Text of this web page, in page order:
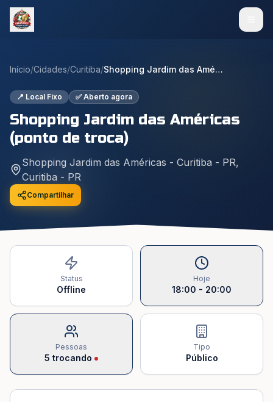
Início/Cidades/Curitiba/ Shopping Jardim das Américas (ponto de troca)
📍 Local Fixo ✅ Aberto agora
Shopping Jardim das Américas
(ponto de troca)
Shopping Jardim das Américas - Curitiba - PR,
Curitiba - PR
Compartilhar
Status
Offline
Hoje
18:00 - 20:00
Pessoas
5 trocando
Tipo
Público